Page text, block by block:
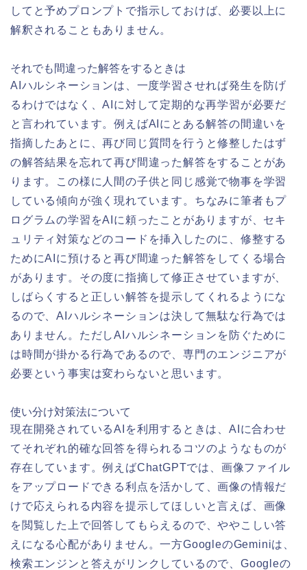
してと予めプロンプトで指示しておけば、必要以上に
解釈されることもありません。
それでも間違った解答をするときは
AIハルシネーションは、一度学習させれば発生を防げ
るわけではなく、AIに対して定期的な再学習が必要だ
と言われています。例えばAIにとある解答の間違いを
指摘したあとに、再び同じ質問を行うと修整したはず
の解答結果を忘れて再び間違った解答をすることがあ
ります。この様に人間の子供と同じ感覚で物事を学習
している傾向が強く現れています。ちなみに筆者もプ
ログラムの学習をAIに頼ったことがありますが、セキ
ュリティ対策などのコードを挿入したのに、修整する
ためにAIに預けると再び間違った解答をしてくる場合
があります。その度に指摘して修正させていますが、
しばらくすると正しい解答を提示してくれるようにな
るので、AIハルシネーションは決して無駄な行為では
ありません。ただしAIハルシネーションを防ぐために
は時間が掛かる行為であるので、専門のエンジニアが
必要という事実は変わらないと思います。
使い分け対策法について
現在開発されているAIを利用するときは、AIに合わせ
てそれぞれ的確な回答を得られるコツのようなものが
存在しています。例えばChatGPTでは、画像ファイル
をアップロードできる利点を活かして、画像の情報だ
けで応えられる内容を提示してほしいと言えば、画像
を閲覧した上で回答してもらえるので、ややこしい答
えになる心配がありません。一方GoogleのGeminiは、
検索エンジンと答えがリンクしているので、Googleの